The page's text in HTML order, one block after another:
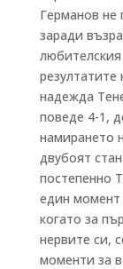
Германов не
заради
резултатите
надежда
поведе 4-1,
намирането
двубоят
постепенно
един момент
когато за
нервите си,
моменти за